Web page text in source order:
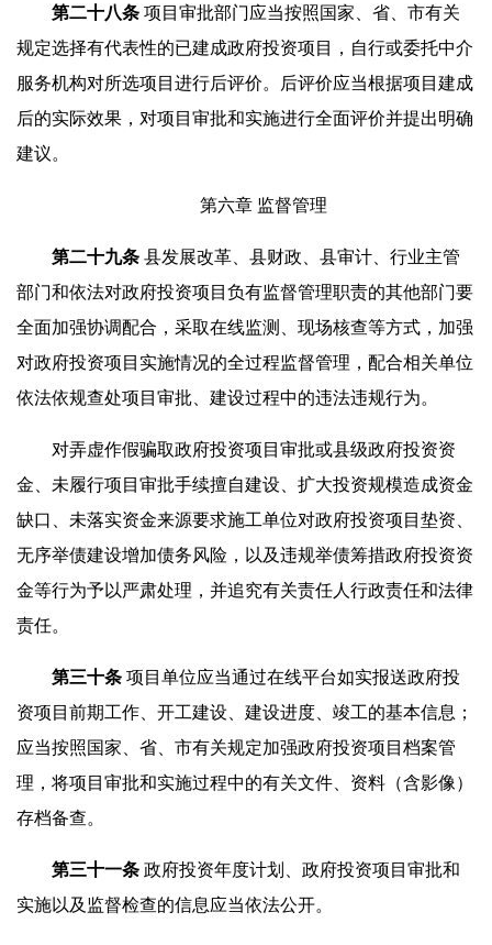
第二十八条 项目审批部门应当按照国家、省、市有关
规定选择有代表性的已建成政府投资项目，自行或委托中介
服务机构对所选项目进行后评价。后评价应当根据项目建成
后的实际效果，对项目审批和实施进行全面评价并提出明确
建议。
第六章 监督管理
第二十九条 县发展改革、县财政、县审计、行业主管
部门和依法对政府投资项目负有监督管理职责的其他部门要
全面加强协调配合，采取在线监测、现场核查等方式，加强
对政府投资项目实施情况的全过程监督管理，配合相关单位
依法依规查处项目审批、建设过程中的违法违规行为。
对弄虚作假骗取政府投资项目审批或县级政府投资资
金、未履行项目审批手续擅自建设、扩大投资规模造成资金
缺口、未落实资金来源要求施工单位对政府投资项目垫资、
无序举债建设增加债务风险，以及违规举债筹措政府投资资
金等行为予以严肃处理，并追究有关责任人行政责任和法律
责任。
第三十条 项目单位应当通过在线平台如实报送政府投
资项目前期工作、开工建设、建设进度、竣工的基本信息；
应当按照国家、省、市有关规定加强政府投资项目档案管
理，将项目审批和实施过程中的有关文件、资料（含影像）
存档备查。
第三十一条 政府投资年度计划、政府投资项目审批和
实施以及监督检查的信息应当依法公开。